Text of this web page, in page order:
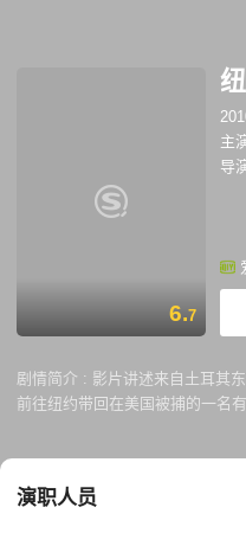
6.7
主
导
剧情简介 : 影片讲述来自土耳其
前往纽约带回在美国被捕的一名
国联邦调查局移交给土耳其当局
演职人员